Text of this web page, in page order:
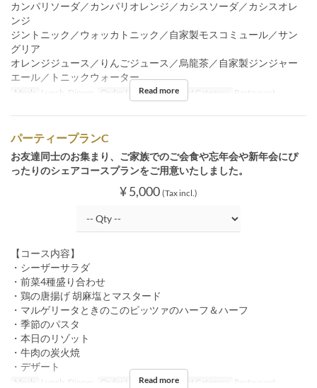
カンパリソーダ／カンパリオレンジ／カシスソーダ／カシスオレ
ンジ
ジントニック／ウォッカトニック／自家製モスコミュール／サン
グリア
オレンジジュース／りんごジュース／烏龍茶／自家製ジンジャー
エール／トニックウォーター
Meals Lunch, Dinner Order Limit 4 ~ 34 Seat Category Restaurant
Read more
パーティープランC
お友達同士のお集まり、ご家族でのご会食や忘年会や新年会にぴ
ったりのシェアコースプランをご用意いたしました。
¥ 5,000 (Tax incl.)
【コース内容】
・シーザーサラダ
・前菜4種盛り合わせ
・鶏の唐揚げ 胡麻塩とマスタード
・マルゲリータときのこのピッツァのハーフ＆ハーフ
・季節のパスタ
・本日のリゾット
・牛肉の炭火焼
・デザート
Meals Lunch, Dinner Order Limit 4 ~ 34 Seat Category Restaurant
Read more